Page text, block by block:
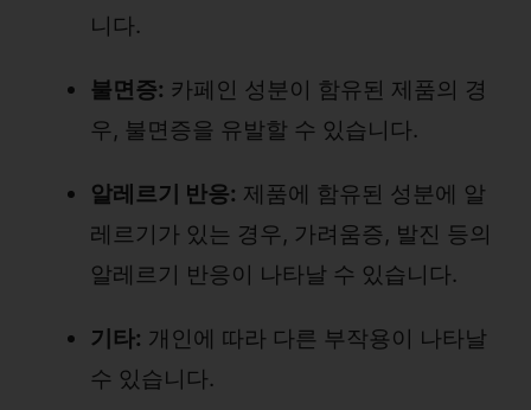
니다.
불면증: 카페인 성분이 함유된 제품의 경
우, 불면증을 유발할 수 있습니다.
알레르기 반응: 제품에 함유된 성분에 알
레르기가 있는 경우, 가려움증, 발진 등의
알레르기 반응이 나타날 수 있습니다.
기타: 개인에 따라 다른 부작용이 나타날
수 있습니다.